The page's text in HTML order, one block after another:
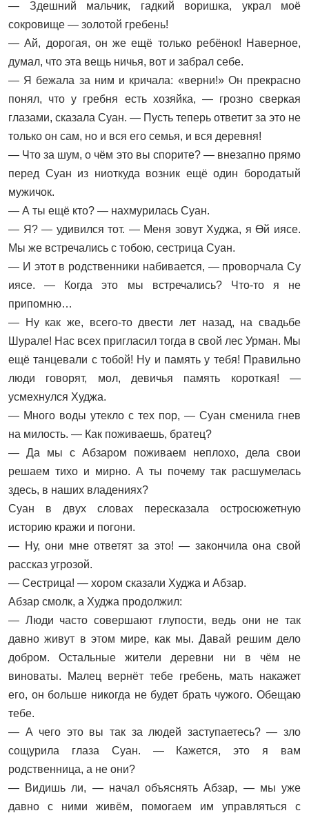
— Здешний мальчик, гадкий воришка, украл моё
сокровище — золотой гребень!
— Ай, дорогая, он же ещё только ребёнок! Наверное,
думал, что эта вещь ничья, вот и забрал себе.
— Я бежала за ним и кричала: «верни!» Он прекрасно
понял, что у гребня есть хозяйка, — грозно сверкая
глазами, сказала Суан. — Пусть теперь ответит за это не
только он сам, но и вся его семья, и вся деревня!
— Что за шум, о чём это вы спорите? — внезапно прямо
перед Суан из ниоткуда возник ещё один бородатый
мужичок.
— А ты ещё кто? — нахмурилась Суан.
— Я? — удивился тот. — Меня зовут Худжа, я Өй иясе.
Мы же встречались с тобою, сестрица Суан.
— И этот в родственники набивается, — проворчала Су
иясе. — Когда это мы встречались? Что-то я не
припомню…
— Ну как же, всего-то двести лет назад, на свадьбе
Шурале! Нас всех пригласил тогда в свой лес Урман. Мы
ещё танцевали с тобой! Ну и память у тебя! Правильно
люди говорят, мол, девичья память короткая! —
усмехнулся Худжа.
— Много воды утекло с тех пор, — Суан сменила гнев
на милость. — Как поживаешь, братец?
— Да мы с Абзаром поживаем неплохо, дела свои
решаем тихо и мирно. А ты почему так расшумелась
здесь, в наших владениях?
Суан в двух словах пересказала остросюжетную
историю кражи и погони.
— Ну, они мне ответят за это! — закончила она свой
рассказ угрозой.
— Сестрица! — хором сказали Худжа и Абзар.
Абзар смолк, а Худжа продолжил:
— Люди часто совершают глупости, ведь они не так
давно живут в этом мире, как мы. Давай решим дело
добром. Остальные жители деревни ни в чём не
виноваты. Малец вернёт тебе гребень, мать накажет
его, он больше никогда не будет брать чужого. Обещаю
тебе.
— А чего это вы так за людей заступаетесь? — зло
сощурила глаза Суан. — Кажется, это я вам
родственница, а не они?
— Видишь ли, — начал объяснять Абзар, — мы уже
давно с ними живём, помогаем им управляться с